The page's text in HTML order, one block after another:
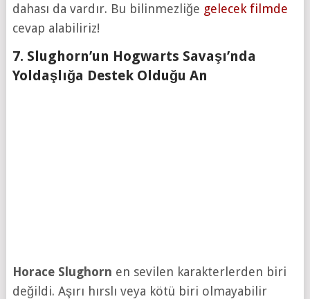
dahası da vardır. Bu bilinmezliğe gelecek filmde
cevap alabiliriz!
7. Slughorn’un Hogwarts Savaşı’nda
Yoldaşlığa Destek Olduğu An
Horace Slughorn en sevilen karakterlerden biri
değildi. Aşırı hırslı veya kötü biri olmayabilir